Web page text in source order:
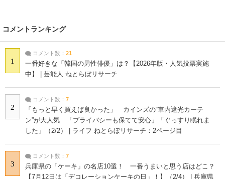
コメントランキング
1
コメント数： 21
一番好きな「韓国の男性俳優」は？【2026年版・人気投票実施
中】 | 芸能人 ねとらぼリサーチ
2
コメント数： 7
「もっと早く買えば良かった」 カインズの“車内遮光カーテ
ン”が大人気 「プライバシーも保てて安心」「ぐっすり眠れま
した」（2/2） | ライフ ねとらぼリサーチ：2ページ目
3
コメント数： 7
兵庫県の「ケーキ」の名店10選！ 一番うまいと思う店はどこ？
【7月12日は「デコレーションケーキの日」！】（2/4） | 兵庫県